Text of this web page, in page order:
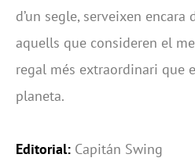
d’un segle, serveixen encara
aquells que consideren el
regal més extraordinari que
planeta.
Editorial: Capitán Swing